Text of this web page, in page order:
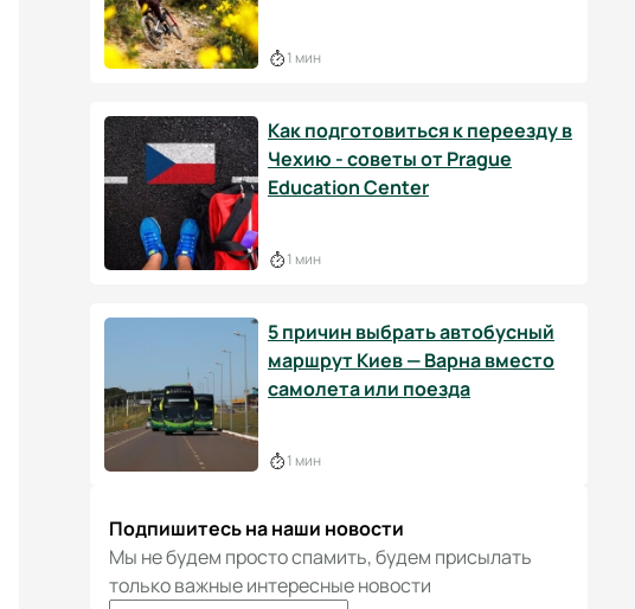
1 мин
Как подготовиться к переезду в
Чехию - советы от Prague
Education Center
1 мин
5 причин выбрать автобусный
маршрут Киев — Варна вместо
самолета или поезда
1 мин
Подпишитесь на наши новости
Мы не будем просто спамить, будем присылать
только важные интересные новости